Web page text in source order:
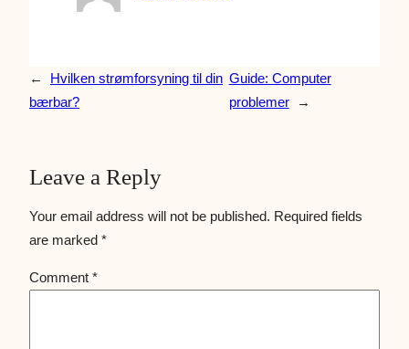
←
Hvilken strømforsyning til din
bærbar?
Guide: Computer
problemer
→
Leave a Reply
Your email address will not be published. Required fields
are marked *
Comment *